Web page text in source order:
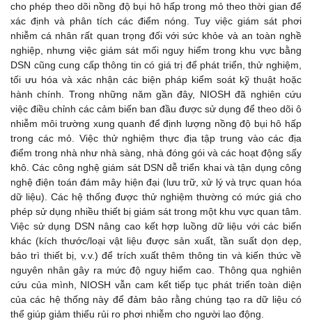
cho phép theo dõi nồng độ bụi hô hấp trong mỏ theo thời gian để
xác định và phân tích các điểm nóng. Tuy việc giám sát phơi
nhiễm cá nhân rất quan trọng đối với sức khỏe và an toàn nghề
nghiệp, nhưng việc giám sát mối nguy hiểm trong khu vực bằng
DSN cũng cung cấp thông tin có giá trị để phát triển, thử nghiệm,
tối ưu hóa và xác nhận các biện pháp kiểm soát kỹ thuật hoặc
hành chính. Trong những năm gần đây, NIOSH đã nghiên cứu
việc điều chỉnh các cảm biến ban đầu được sử dụng để theo dõi ô
nhiễm môi trường xung quanh để định lượng nồng độ bụi hô hấp
trong các mỏ. Việc thử nghiệm thực địa tập trung vào các địa
điểm trong nhà như nhà sàng, nhà đóng gói và các hoạt động sấy
khô. Các công nghệ giám sát DSN dễ triển khai và tận dụng công
nghệ điện toán đám mây hiện đại (lưu trữ, xử lý và trực quan hóa
dữ liệu). Các hệ thống được thử nghiệm thường có mức giá cho
phép sử dụng nhiều thiết bị giám sát trong một khu vực quan tâm.
Việc sử dụng DSN nâng cao kết hợp luồng dữ liệu với các biến
khác (kích thước/loại vật liệu được sản xuất, tần suất dọn dẹp,
bảo trì thiết bị, v.v.) để trích xuất thêm thông tin và kiến ​​thức về
nguyên nhân gây ra mức độ nguy hiểm cao. Thông qua nghiên
cứu của mình, NIOSH vẫn cam kết tiếp tục phát triển toàn diện
của các hệ thống này để đảm bảo rằng chúng tạo ra dữ liệu có
thể giúp giảm thiểu rủi ro phơi nhiễm cho người lao động.